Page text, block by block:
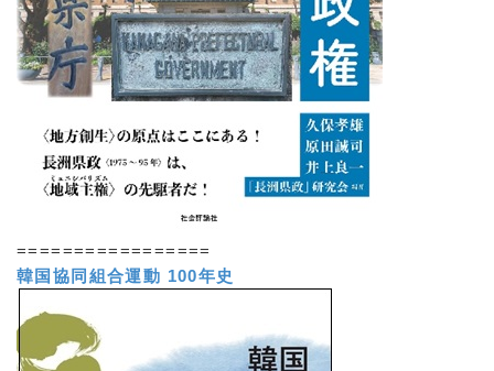
=================
韓国協同組合運動 100年史